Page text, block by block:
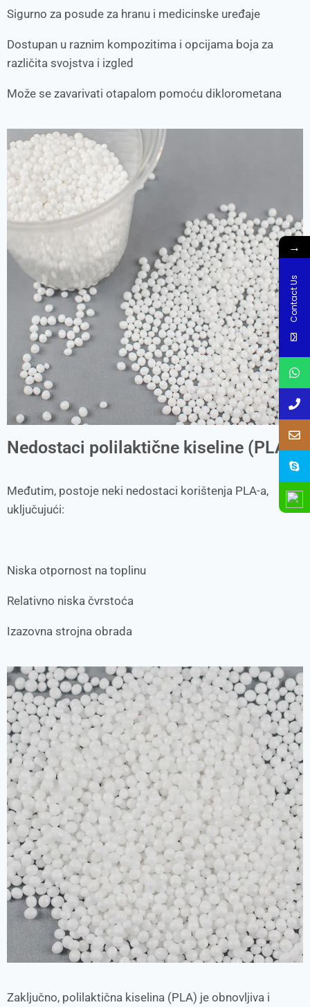
Sigurno za posude za hranu i medicinske uređaje
Dostupan u raznim kompozitima i opcijama boja za
različita svojstva i izgled
Može se zavarivati otapalom pomoću diklorometana
Nedostaci polilaktične kiseline (PLA)
Međutim, postoje neki nedostaci korištenja PLA-a,
uključujući:
Niska otpornost na toplinu
Relativno niska čvrstoća
Izazovna strojna obrada
Zaključno, polilaktična kiselina (PLA) je obnovljiva i
→
Contact Us